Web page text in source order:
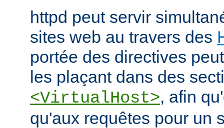
httpd peut servir
sites web au travers des
portée des directives
les plaçant dans des
<VirtualHost>, afin
qu'aux requêtes pour un